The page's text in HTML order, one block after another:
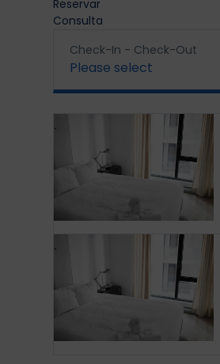
Reservar
Consulta
Check-In - Check-Out
Please select